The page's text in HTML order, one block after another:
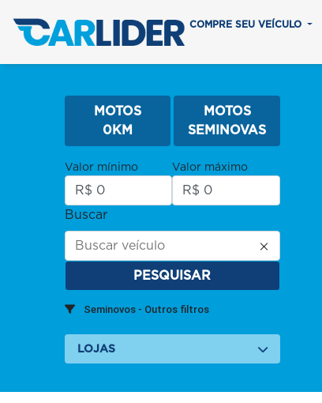
COMPRE SEU VEÍCULO
MOTOS
0KM
MOTOS
SEMINOVAS
Valor mínimo Valor máximo
Buscar
PESQUISAR
Seminovos - Outros filtros
LOJAS